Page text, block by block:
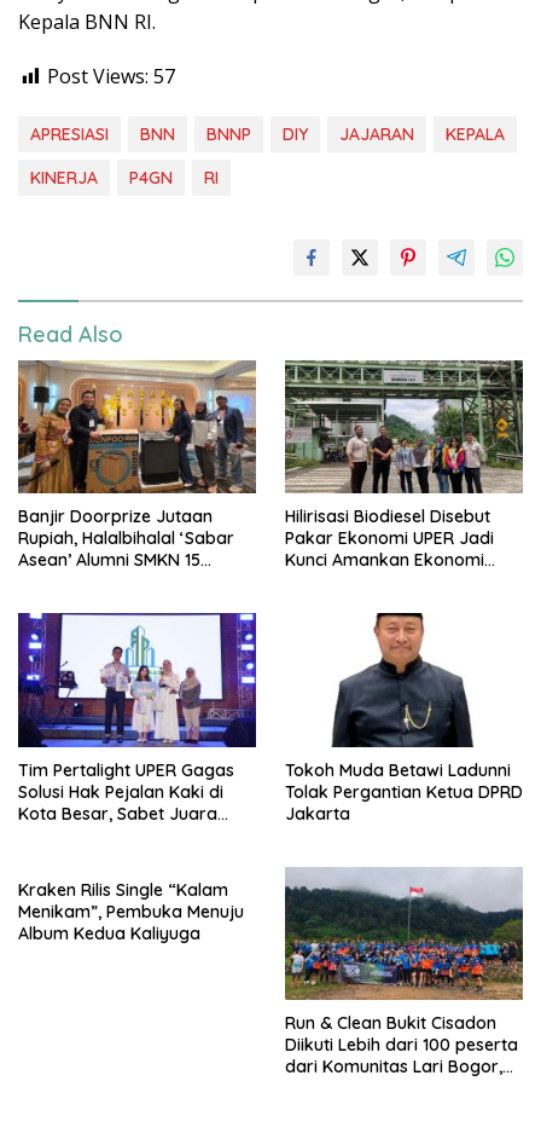
Kepala BNN RI.
Post Views: 57
APRESIASI BNN BNNP DIY JAJARAN
KEPALA
KINERJA
P4GN RI
Read Also
Banjir Doorprize Jutaan
Rupiah, Halalbihalal ‘Sabar
Asean’ Alumni SMKN 15
Hilirisasi Biodiesel Disebut
Pakar Ekonomi UPER Jadi
Kunci Amankan Ekonomi
Tim Pertalight UPER Gagas
Solusi Hak Pejalan Kaki di
Kota Besar, Sabet Juara
Tokoh Muda Betawi Ladunni
Tolak Pergantian Ketua DPRD
Jakarta
Kraken Rilis Single “Kalam
Menikam”, Pembuka Menuju
Album Kedua Kaliyuga
Run & Clean Bukit Cisadon
Diikuti Lebih dari 100 peserta
dari Komunitas Lari Bogor,